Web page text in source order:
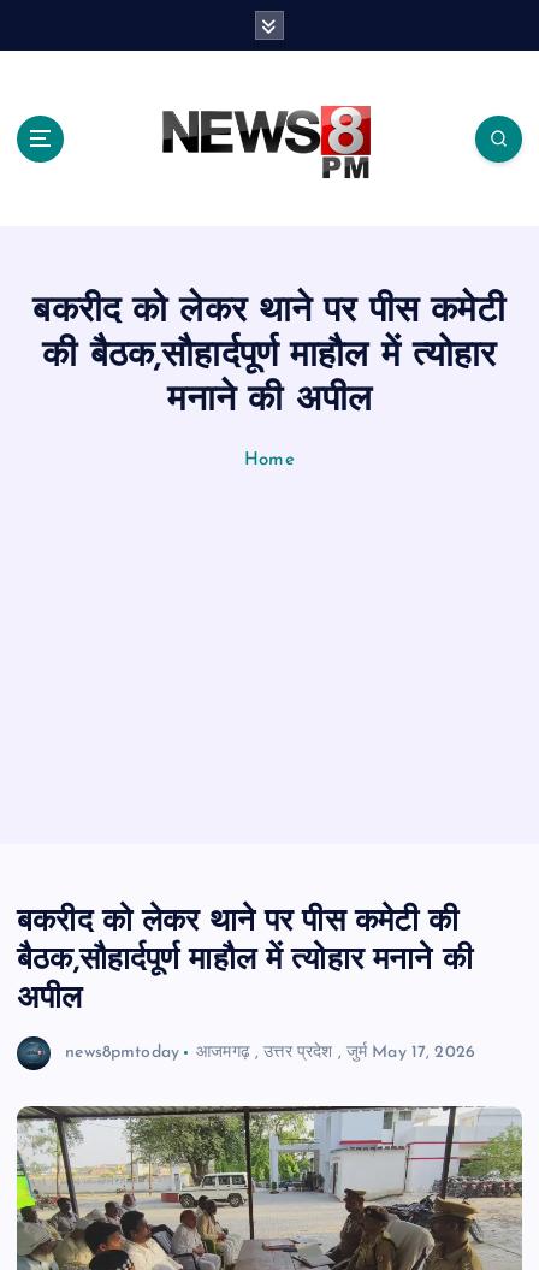
बकरीद को लेकर थाने पर पीस कमेटी
की बैठक,सौहार्दपूर्ण माहौल में त्योहार
मनाने की अपील
Home
बकरीद को लेकर थाने पर पीस कमेटी की
बैठक,सौहार्दपूर्ण माहौल में त्योहार मनाने की
अपील
news8pmtoday आजमगढ़,उत्तर प्रदेश , जुर्म May 17, 2026